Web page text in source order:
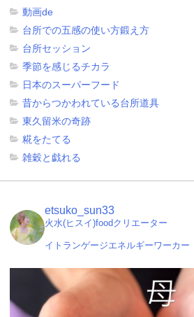
動画de
台所での五感の使い方鍛え方
台所セッション
季節を感じるチカラ
日本のスーパーフード
昔からつかわれている台所道具
東久留米の奇跡
糀をたてる
雑穀と戯れる
etsuko_sun33
火水(ヒスイ)foodクリエーター
イトランゲージエネルギーワーカー